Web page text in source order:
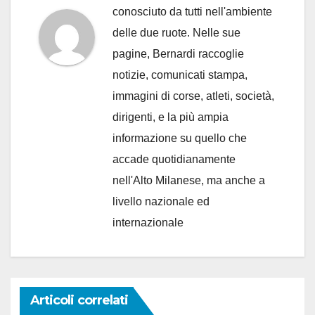
conosciuto da tutti nell'ambiente
delle due ruote. Nelle sue
pagine, Bernardi raccoglie
notizie, comunicati stampa,
immagini di corse, atleti, società,
dirigenti, e la più ampia
informazione su quello che
accade quotidianamente
nell'Alto Milanese, ma anche a
livello nazionale ed
internazionale
Articoli correlati